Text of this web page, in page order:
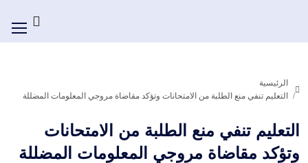
الرئيسية
التعليم تنفي منع الطلبة من الامتحانات وتؤكد مقاضاة مروجي المعلومات المضللة
التعليم تنفي منع الطلبة من الامتحانات
وتؤكد مقاضاة مروجي المعلومات المضللة